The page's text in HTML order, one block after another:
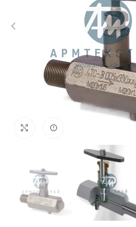
УвеличитьВнешний вид изделия